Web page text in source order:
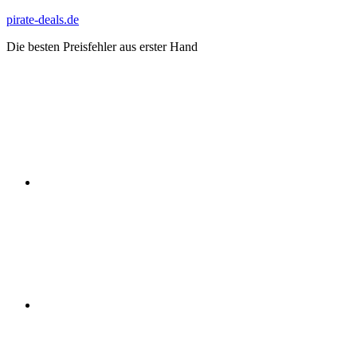
Zum
springen
pirate-deals.de
Die besten Preisfehler aus erster Hand